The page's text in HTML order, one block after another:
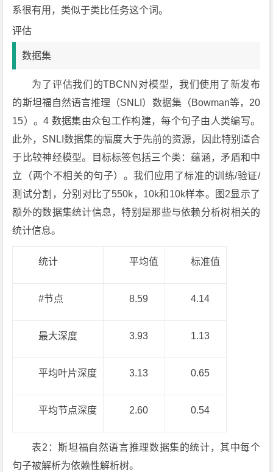
系很有用，类似于类比任务这个词。
评估
数据集
为了评估我们的TBCNN对模型，我们使用了新发布
的斯坦福自然语言推理（SNLI）数据集（Bowman等，20
15）。4 数据集由众包工作构建，每个句子由人类编写。
此外，SNLI数据集的幅度大于先前的资源，因此特别适合
于比较神经模型。目标标签包括三个类：蕴涵，矛盾和中
立（两个不相关的句子）。我们应用了标准的训练/验证/
测试分割，分别对比了550k，10k和10k样本。图2显示了
额外的数据集统计信息，特别是那些与依赖分析树相关的
统计信息。
统计 平均值 标准值
#节点 8.59 4.14
最大深度 3.93 1.13
平均叶片深度 3.13 0.65
平均节点深度 2.60 0.54
表2：斯坦福自然语言推理数据集的统计，其中每个
句子被解析为依赖性解析树。